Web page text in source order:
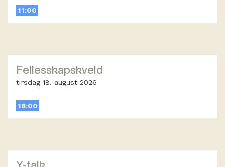
11:00
Fellesskapskveld
tirsdag 18. august 2026
18:00